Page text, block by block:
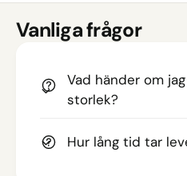
Vanliga frågor
Vad händer om
storlek?
Hur lång tid tar